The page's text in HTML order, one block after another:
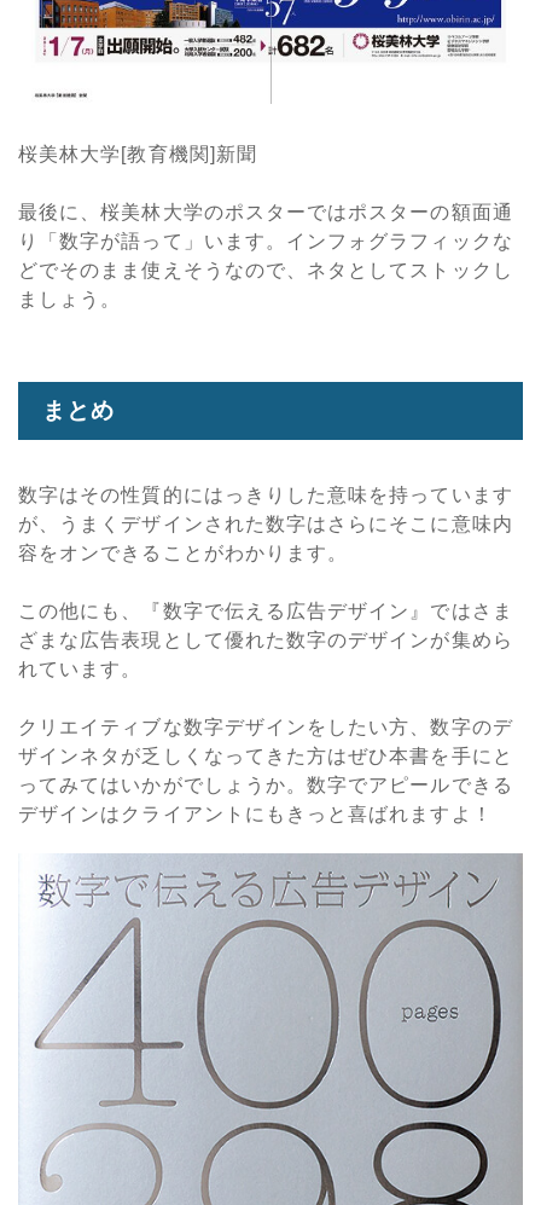
桜美林大学[教育機関]新聞
最後に、桜美林大学のポスターではポスターの額面通
り「数字が語って」います。インフォグラフィックな
どでそのまま使えそうなので、ネタとしてストックし
ましょう。
まとめ
数字はその性質的にはっきりした意味を持っています
が、うまくデザインされた数字はさらにそこに意味内
容をオンできることがわかります。
この他にも、『数字で伝える広告デザイン』ではさま
ざまな広告表現として優れた数字のデザインが集めら
れています。
クリエイティブな数字デザインをしたい方、数字のデ
ザインネタが乏しくなってきた方はぜひ本書を手にと
ってみてはいかがでしょうか。数字でアピールできる
デザインはクライアントにもきっと喜ばれますよ！